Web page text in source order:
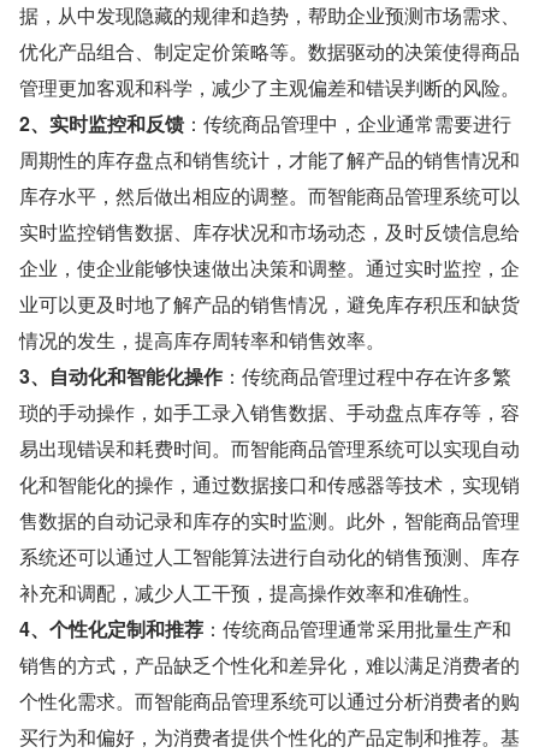
据，从中发现隐藏的规律和趋势，帮助企业预测市场需求、
优化产品组合、制定定价策略等。数据驱动的决策使得商品
管理更加客观和科学，减少了主观偏差和错误判断的风险。
2、实时监控和反馈 ：传统商品管理中，企业通常需要进行
周期性的库存盘点和销售统计，才能了解产品的销售情况和
库存水平，然后做出相应的调整。而智能商品管理系统可以
实时监控销售数据、库存状况和市场动态，及时反馈信息给
企业，使企业能够快速做出决策和调整。通过实时监控，企
业可以更及时地了解产品的销售情况，避免库存积压和缺货
情况的发生，提高库存周转率和销售效率。
3、自动化和智能化操作 ：传统商品管理过程中存在许多繁
琐的手动操作，如手工录入销售数据、手动盘点库存等，容
易出现错误和耗费时间。而智能商品管理系统可以实现自动
化和智能化的操作，通过数据接口和传感器等技术，实现销
售数据的自动记录和库存的实时监测。此外，智能商品管理
系统还可以通过人工智能算法进行自动化的销售预测、库存
补充和调配，减少人工干预，提高操作效率和准确性。
4、个性化定制和推荐 ：传统商品管理通常采用批量生产和
销售的方式，产品缺乏个性化和差异化，难以满足消费者的
个性化需求。而智能商品管理系统可以通过分析消费者的购
买行为和偏好，为消费者提供个性化的产品定制和推荐。基